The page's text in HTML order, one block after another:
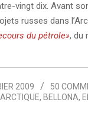
vingt dix. Avant
russes dans
du pétrole», du
2009 50
ARCTIQUE, BELLONA,